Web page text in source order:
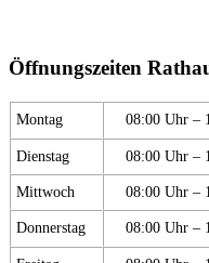
Öffnungszeiten
Montag 08:00 Uhr –
Dienstag 08:00 Uhr –
Mittwoch 08:00 Uhr –
Donnerstag 08:00 Uhr –